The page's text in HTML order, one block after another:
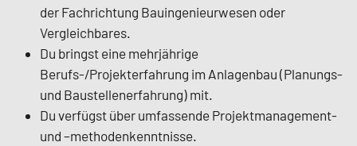
der Fachrichtung Bauingenieurwesen oder
Vergleichbares.
Du bringst eine mehrjährige
Berufs-/Projekterfahrung im Anlagenbau (Planungs-
und Baustellenerfahrung) mit.
Du verfügst über umfassende Projektmanagement-
und –methodenkenntnisse.